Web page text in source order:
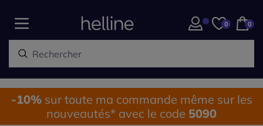
0 0
-10%sur toute ma commande même sur les
nouveautés* avec le code 5090